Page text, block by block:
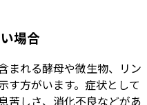
場合
まれる酵母や微生物、リン
す方がいます。症状として
苦しさ、消化不良などがあ